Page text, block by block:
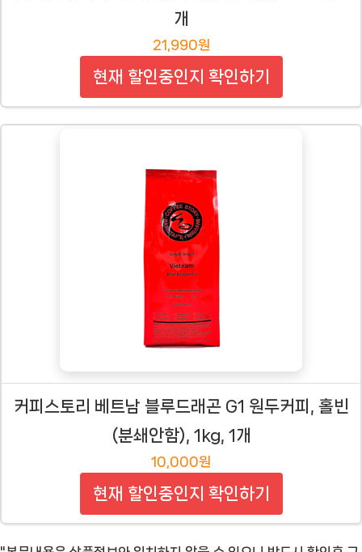
개
21,990원
현재 할인중인지 확인하기
커피스토리 베트남 블루드래곤 G1 원두커피, 홀빈
(분쇄안함), 1kg, 1개
10,000원
현재 할인중인지 확인하기